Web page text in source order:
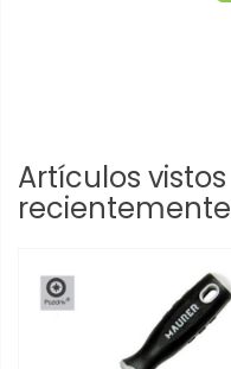
Artículos vistos
recientemente